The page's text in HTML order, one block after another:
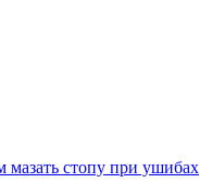
мазать стопу при ушибах